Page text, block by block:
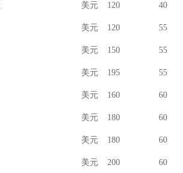
美元 120 40
美元 120 55
美元 150 55
美元 195 55
美元 160 60
美元 180 60
美元 180 60
美元 200 60